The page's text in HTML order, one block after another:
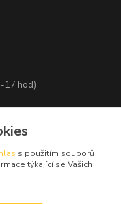
17 hod)
s použitím souborů
týkající se Vašich